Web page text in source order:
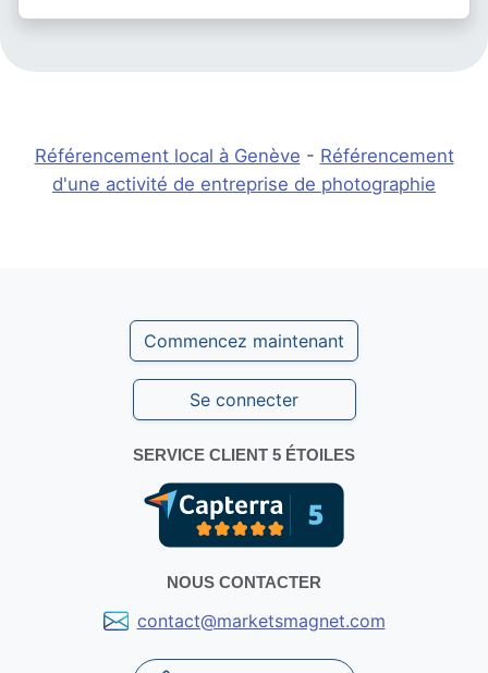
Référencement local à Genève - Référencement
d'une activité de entreprise de photographie
Commencez maintenant
Se connecter
SERVICE CLIENT 5 ÉTOILES
NOUS CONTACTER
contact@marketsmagnet.com